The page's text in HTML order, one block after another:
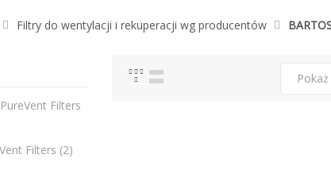
Filtry do wentylacji i rekuperacji wg producentów
Siatka
Lista Pokaż
Filters
Filters 2produkty